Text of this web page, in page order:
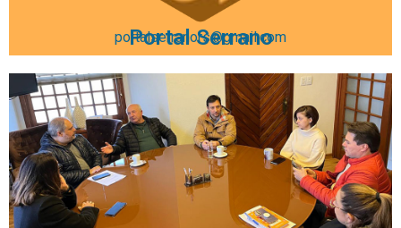
Portal Serrano
portalserranors@gmail.com